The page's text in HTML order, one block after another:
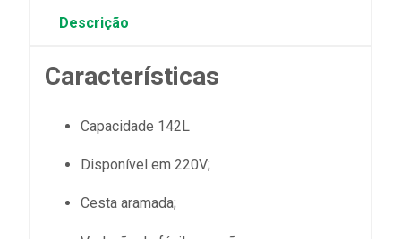
Descrição
Características
Capacidade 142L
Disponível em 220V;
Cesta aramada;